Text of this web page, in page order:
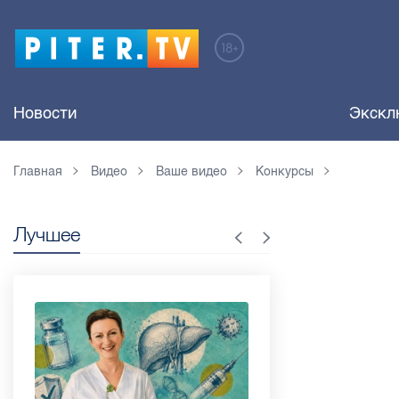
Новости
Главная Видео Ваше видео Конкурсы
Лучшее